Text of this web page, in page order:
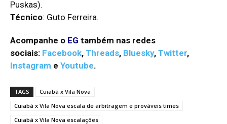
Puskas).
Técnico: Guto Ferreira.
Acompanhe o EG também nas redes
sociais: Facebook, Threads, Bluesky, Twitter,
Instagram e Youtube.
TAGS
Cuiabá x Vila Nova
Cuiabá x Vila Nova escala de arbitragem e prováveis times
Cuiabá x Vila Nova escalações